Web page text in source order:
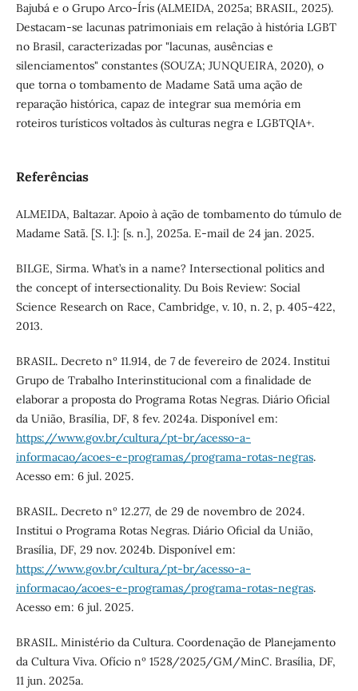
Bajubá e o Grupo Arco-Íris (ALMEIDA, 2025a; BRASIL, 2025).
Destacam-se lacunas patrimoniais em relação à história LGBT
no Brasil, caracterizadas por "lacunas, ausências e
silenciamentos" constantes (SOUZA; JUNQUEIRA, 2020), o
que torna o tombamento de Madame Satã uma ação de
reparação histórica, capaz de integrar sua memória em
roteiros turísticos voltados às culturas negra e LGBTQIA+.
Referências
ALMEIDA, Baltazar. Apoio à ação de tombamento do túmulo de
Madame Satã. [S. l.]: [s. n.], 2025a. E-mail de 24 jan. 2025.
BILGE, Sirma. What’s in a name? Intersectional politics and
the concept of intersectionality. Du Bois Review: Social
Science Research on Race, Cambridge, v. 10, n. 2, p. 405-422,
2013.
BRASIL. Decreto nº 11.914, de 7 de fevereiro de 2024. Institui
Grupo de Trabalho Interinstitucional com a finalidade de
elaborar a proposta do Programa Rotas Negras. Diário Oficial
da União, Brasília, DF, 8 fev. 2024a. Disponível em:
https://www.gov.br/cultura/pt-br/acesso-a-
informacao/acoes-e-programas/programa-rotas-negras.
Acesso em: 6 jul. 2025.
BRASIL. Decreto nº 12.277, de 29 de novembro de 2024.
Institui o Programa Rotas Negras. Diário Oficial da União,
Brasília, DF, 29 nov. 2024b. Disponível em:
https://www.gov.br/cultura/pt-br/acesso-a-
informacao/acoes-e-programas/programa-rotas-negras.
Acesso em: 6 jul. 2025.
BRASIL. Ministério da Cultura. Coordenação de Planejamento
da Cultura Viva. Ofício nº 1528/2025/GM/MinC. Brasília, DF,
11 jun. 2025a.